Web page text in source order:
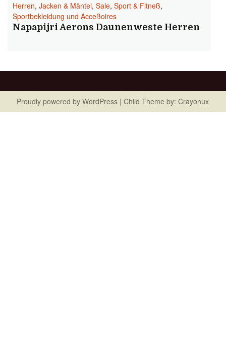
Herren, Jacken & Mäntel, Sale, Sport & Fitneß,
Sportbekleidung und Acceßoires
Napapijri Aerons Daunenweste Herren
Proudly powered by WordPress | Child Theme by: Crayonux